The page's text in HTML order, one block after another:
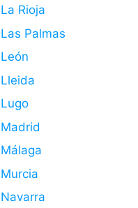
La Rioja
Las Palmas
León
Lleida
Lugo
Madrid
Málaga
Murcia
Navarra